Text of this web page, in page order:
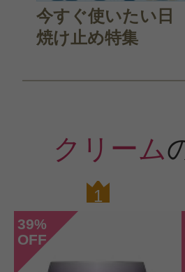
らクチコミ投
ントプレゼント
今すぐ使いたい日
焼け止め特集
クリーム
1
39%
OFF